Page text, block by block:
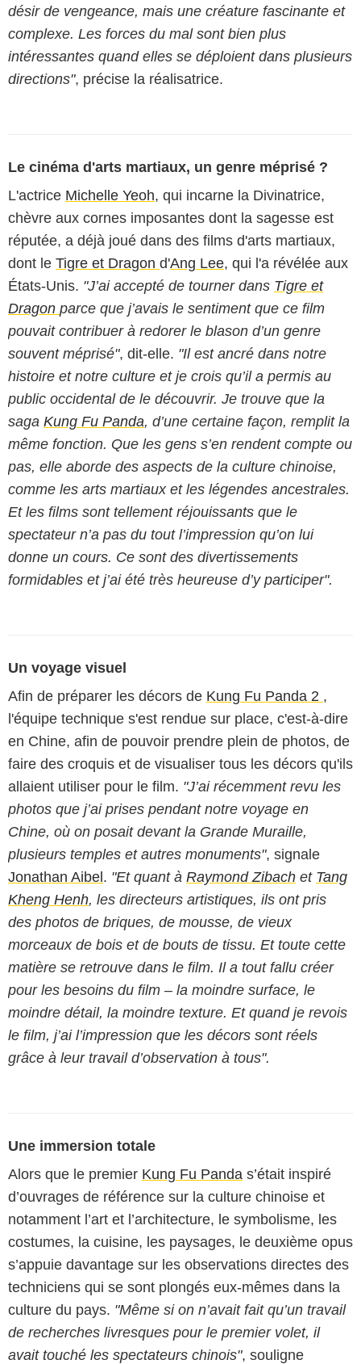
désir de vengeance, mais une créature fascinante et
complexe. Les forces du mal sont bien plus
intéressantes quand elles se déploient dans plusieurs
directions", précise la réalisatrice.
Le cinéma d'arts martiaux, un genre méprisé ?
L'actrice Michelle Yeoh, qui incarne la Divinatrice,
chèvre aux cornes imposantes dont la sagesse est
réputée, a déjà joué dans des films d'arts martiaux,
dont le Tigre et Dragon d'Ang Lee, qui l'a révélée aux
États-Unis. "J’ai accepté de tourner dans Tigre et
Dragon parce que j’avais le sentiment que ce film
pouvait contribuer à redorer le blason d’un genre
souvent méprisé", dit-elle. "Il est ancré dans notre
histoire et notre culture et je crois qu’il a permis au
public occidental de le découvrir. Je trouve que la
saga Kung Fu Panda, d’une certaine façon, remplit la
même fonction. Que les gens s’en rendent compte ou
pas, elle aborde des aspects de la culture chinoise,
comme les arts martiaux et les légendes ancestrales.
Et les films sont tellement réjouissants que le
spectateur n’a pas du tout l’impression qu’on lui
donne un cours. Ce sont des divertissements
formidables et j’ai été très heureuse d’y participer".
Un voyage visuel
Afin de préparer les décors de Kung Fu Panda 2 ,
l'équipe technique s'est rendue sur place, c'est-à-dire
en Chine, afin de pouvoir prendre plein de photos, de
faire des croquis et de visualiser tous les décors qu'ils
allaient utiliser pour le film. "J’ai récemment revu les
photos que j’ai prises pendant notre voyage en
Chine, où on posait devant la Grande Muraille,
plusieurs temples et autres monuments", signale
Jonathan Aibel . "Et quant à Raymond Zibach et Tang
Kheng Henh, les directeurs artistiques, ils ont pris
des photos de briques, de mousse, de vieux
morceaux de bois et de bouts de tissu. Et toute cette
matière se retrouve dans le film. Il a tout fallu créer
pour les besoins du film – la moindre surface, le
moindre détail, la moindre texture. Et quand je revois
le film, j’ai l’impression que les décors sont réels
grâce à leur travail d’observation à tous".
Une immersion totale
Alors que le premier Kung Fu Panda s’était inspiré
d’ouvrages de référence sur la culture chinoise et
notamment l’art et l’architecture, le symbolisme, les
costumes, la cuisine, les paysages, le deuxième opus
s’appuie davantage sur les observations directes des
techniciens qui se sont plongés eux-mêmes dans la
culture du pays. "Même si on n’avait fait qu’un travail
de recherches livresques pour le premier volet, il
avait touché les spectateurs chinois", souligne